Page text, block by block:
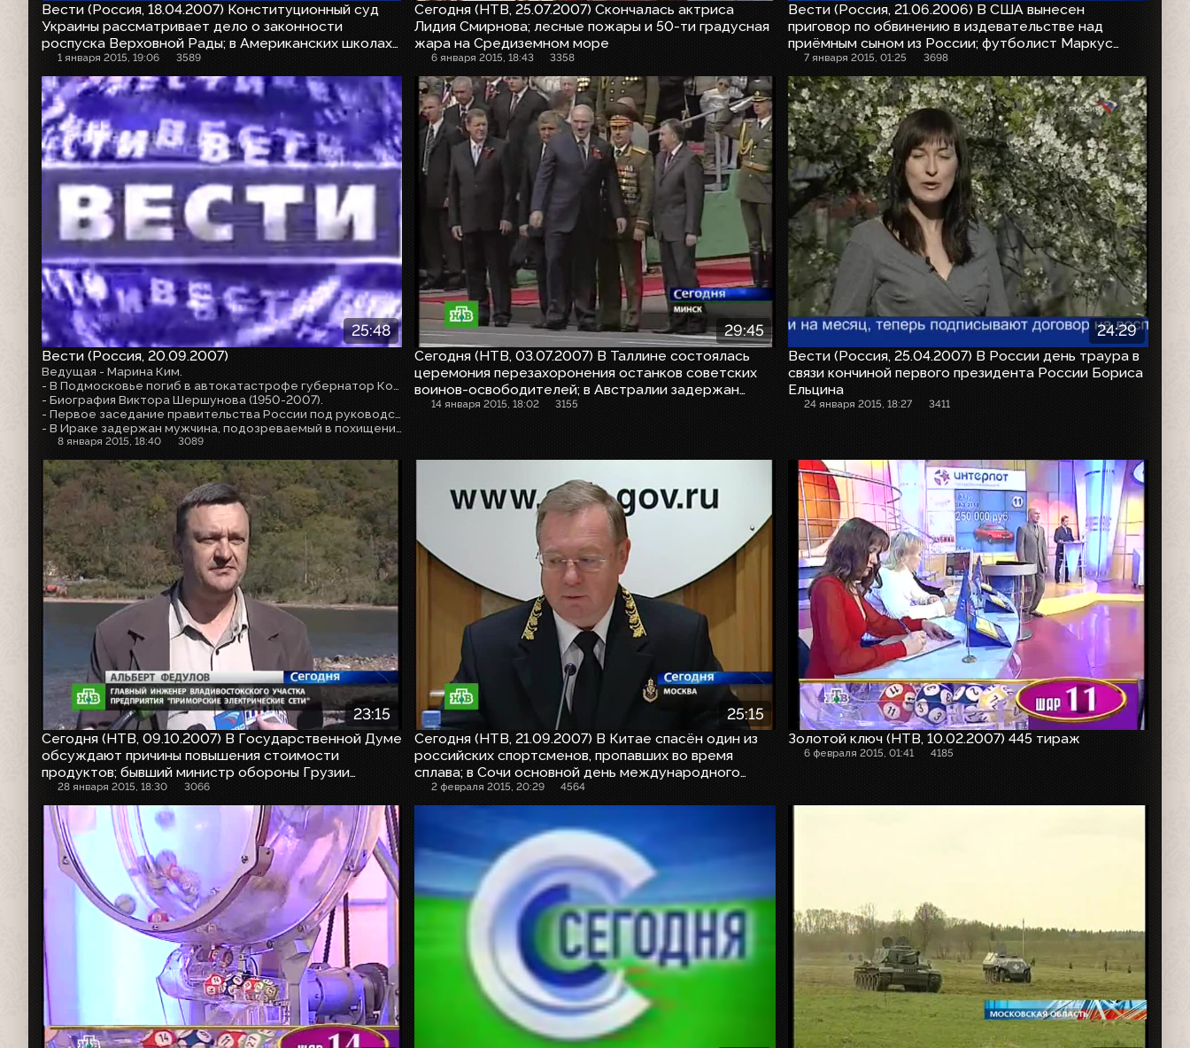
Вести (Россия, 18.04.2007) Конституционный суд
Украины рассматривает дело о законности
роспуска Верховной Рады; в Американских школах
и колледжах паника из-за массового убийства в
штате Вирджиния
1 января 2015, 19:06 3589
Сегодня (НТВ, 25.07.2007) Скончалась актриса
Лидия Смирнова; лесные пожары и 50-ти градусная
жара на Средиземном море
6 января 2015, 18:43 3358
Вести (Россия, 21.06.2006) В США вынесен
приговор по обвинению в издевательстве над
приёмным сыном из России; футболист Маркус
Альбек забил 2000-й гол на чемпионате мира по
футболу в Германии
7 января 2015, 01:25 3698
25:48
Вести (Россия, 20.09.2007)
Ведущая - Марина Ким.
- Биография Виктора Шершунова (1950-2007).
8 января 2015, 18:40 3089
29:45
Сегодня (НТВ, 03.07.2007) В Таллине состоялась
церемония перезахоронения останков советских
воинов-освободителей; в Австралии задержан
восьмой подозреваемый в подготовке британских
14 января 2015, 18:02 3155
24:29
Вести (Россия, 25.04.2007) В России день траура в
связи кончиной первого президента России Бориса
Ельцина
24 января 2015, 18:27 3411
23:15
Сегодня (НТВ, 09.10.2007) В Государственной Думе
обсуждают причины повышения стоимости
продуктов; бывший министр обороны Грузии
Окруашвили отпущен из тюрьмы под залог
28 января 2015, 18:30 3066
25:15
Сегодня (НТВ, 21.09.2007) В Китае спасён один из
российских спортсменов, пропавших во время
сплава; в Сочи основной день международного
экономического форума
2 февраля 2015, 20:29 4564
Золотой ключ (НТВ, 10.02.2007) 445 тираж
6 февраля 2015, 01:41 4185